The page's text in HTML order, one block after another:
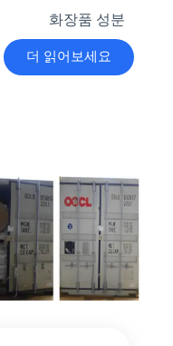
화장품 성분
더 읽어보세요